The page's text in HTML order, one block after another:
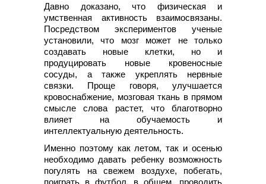
Давно доказано, что физическая и
умственная активность взаимосвязаны.
Посредством экспериментов ученые
установили, что мозг может не только
создавать новые клетки, но и
продуцировать новые кровеносные
сосуды, а также укреплять нервные
связки. Проще говоря, улучшается
кровоснабжение, мозговая ткань в прямом
смысле слова растет, что благотворно
влияет на обучаемость и
интеллектуальную деятельность.
Именно поэтому как летом, так и осенью
необходимо давать ребенку возможность
погулять на свежем воздухе, побегать,
поиграть в футбол, в общем, проводить